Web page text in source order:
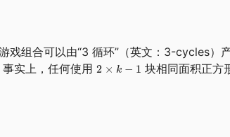
戏组合可以由“3 循环”（英文：3-cycles）
事实上，任何使用
块相同面积正方